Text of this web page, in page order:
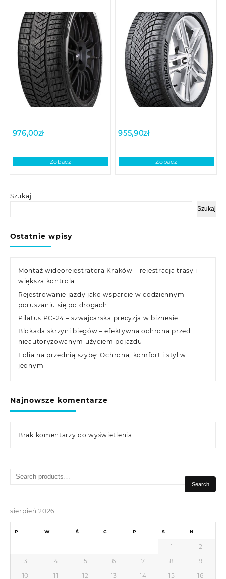
Szukaj
Szukaj
Ostatnie wpisy
Montaż wideorejestratora Kraków – rejestracja trasy i
większa kontrola
Rejestrowanie jazdy jako wsparcie w codziennym
poruszaniu się po drogach
Pilatus PC-24 – szwajcarska precyzja w biznesie
Blokada skrzyni biegów – efektywna ochrona przed
nieautoryzowanym użyciem pojazdu
Folia na przednią szybę: Ochrona, komfort i styl w
jednym
Najnowsze komentarze
Brak komentarzy do wyświetlenia.
976,00zł
Zobacz
955,90zł
Zobacz
Search
Search
sierpień 2026
P W Ś C P S N
1
2
3
4 5 6 7 8
9
10
11 12 13 14 15 16